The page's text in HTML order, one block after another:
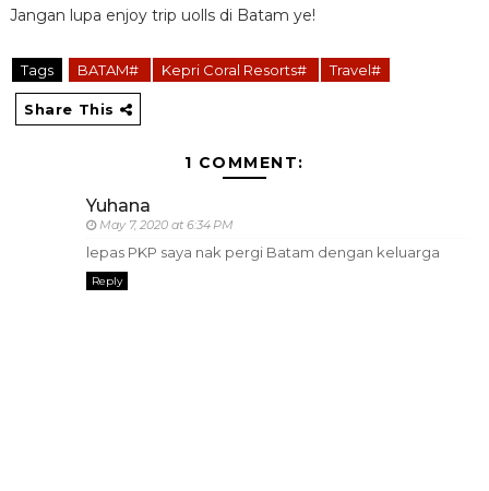
Jangan lupa enjoy trip uolls di Batam ye!
Tags BATAM# Kepri Coral Resorts# Travel#
Share This
1 COMMENT:
Yuhana
May 7, 2020 at 6:34 PM
lepas PKP saya nak pergi Batam dengan keluarga
Reply